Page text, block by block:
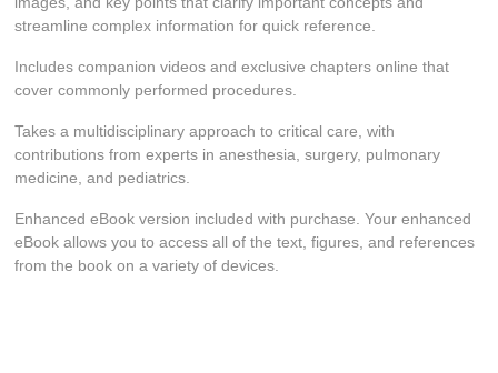
streamline complex information for quick reference.
Includes companion videos and exclusive chapters online that
cover commonly performed procedures.
Takes a multidisciplinary approach to critical care, with
contributions from experts in anesthesia, surgery, pulmonary
medicine, and pediatrics.
Enhanced eBook version included with purchase. Your enhanced
eBook allows you to access all of the text, figures, and references
from the book on a variety of devices.